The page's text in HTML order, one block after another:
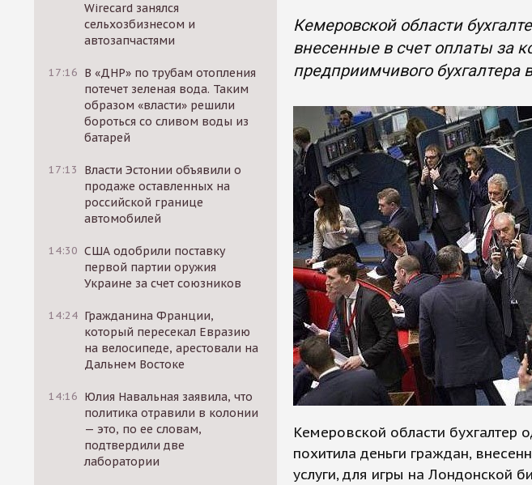
Wirecard занялся
сельхозбизнесом и
автозапчастями
17:16 В «ДНР» по трубам отопления
потечет зеленая вода. Таким
образом «власти» решили
бороться со сливом воды из
батарей
17:13
Власти Эстонии объявили о
продаже оставленных на
российской границе
автомобилей
14:30 США одобрили поставку
первой партии оружия
Украине за счет союзников
14:24 Гражданина Франции,
который пересекал Евразию
на велосипеде, арестовали на
Дальнем Востоке
14:16 Юлия Навальная заявила, что
политика отравили в колонии
— это, по ее словам,
подтвердили две
лаборатории
Кемеровской области
внесенные в счет оплаты за
предприимчивого бухгалтера
Кемеровской области
похитила деньги граждан,
услуги, для игры на Лондонской